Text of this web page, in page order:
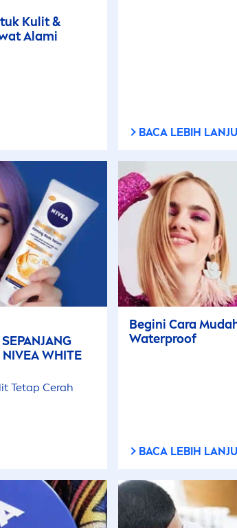
Kulit &
Alami
BACA LEBIH
NIVEAWHITE
Tetap Cerah
Begini Cara
Waterproof
BACA LEBIH